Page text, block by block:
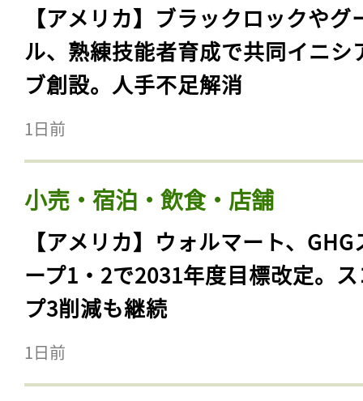
【アメリカ】ブラックロックやグ
ル、熟練技能者育成で共同イニシ
ブ創設。人手不足解消
1日前
小売・宿泊・飲食・店舗
【アメリカ】ウォルマート、GHG
ープ1・2で2031年度目標改定。
プ3削減も継続
1日前